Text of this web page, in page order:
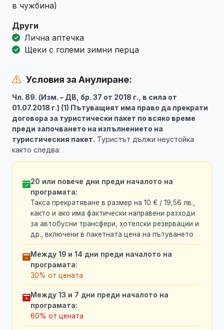
в чужбина)
Други
Лична аптечка
Щеки с големи зимни перца
Условия за Анулиране:
Чл. 89. (Изм. – ДВ, бр. 37 от 2018 г., в сила от
01.07.2018 г.) (1) Пътуващият има право да прекрати
договора за туристически пакет по всяко време
преди започването на изпълнението на
туристическия пакет. Туристът дължи неустойка
както следва:
20 или повече дни преди началото на
програмата:
Такса прекратяване в размер на 10 € / 19,56 лв.,
както и ако има фактически направени разходи
за автобусни трансфери, хотелски резервации и
др., включени в пакетната цена на пътуването
Между 19 и 14 дни преди началото на
програмата:
30% от цената
Между 13 и 7 дни преди началото на
програмата:
60% от цената